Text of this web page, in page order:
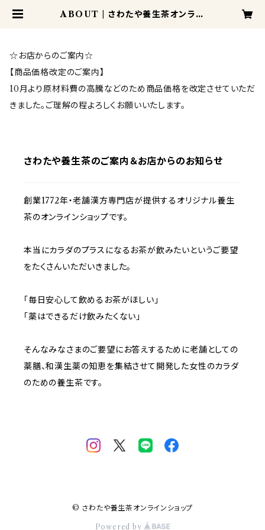
ABOUT | さわたや養生茶オンライ
☆お店からのご案内☆
【商品価格改定のご案内】
10月より原材料費の高騰などのため商品価格を改定させていただ
きました。ご理解の程よろしくお願いいたします。
さわたや養生茶のご案内＆お店からのお知らせ
創業1772年・老舗漢方専門店が提供するオリジナル養生
茶のオンラインショップです。
本当にカラダのプラスになるお茶が飲みたいというご要望
をたくさんいただいきました。
「毎日安心して飲めるお茶がほしい」
「薬はできるだけ飲みたくない」
そんなみなさまのご要望にお答えするために老舗としての
薬膳、和漢生薬の知恵を集結させて開発した女性のカラダ
のための養生茶です。
© さわたや養生茶オンラインショップ
Powered by